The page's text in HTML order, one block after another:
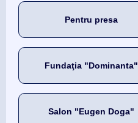
Pentru presa
Fundaţia "Dominanta"
Salon "Eugen Doga"